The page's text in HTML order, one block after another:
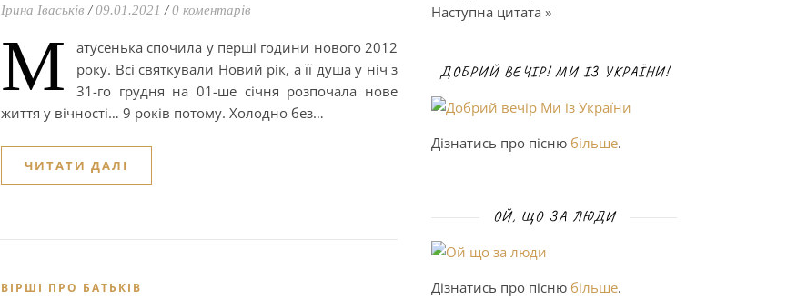
Ірина Іваськів / 09.01.2021 / 0 коментарів
М
атусенька спочила у перші години нового 2012
року. Всі святкували Новий рік, а її душа у ніч з
31-го грудня на 01-ше січня розпочала нове
життя у вічності… 9 років потому. Холодно без…
ЧИТАТИ ДАЛІ
ВІРШІ ПРО БАТЬКІВ
Наступна цитата »
ДОБРИЙ ВЕЧІР! МИ ІЗ УКРАЇНИ!
Дізнатись про пісню більше.
ОЙ, ЩО ЗА ЛЮДИ
Дізнатись про пісню більше.